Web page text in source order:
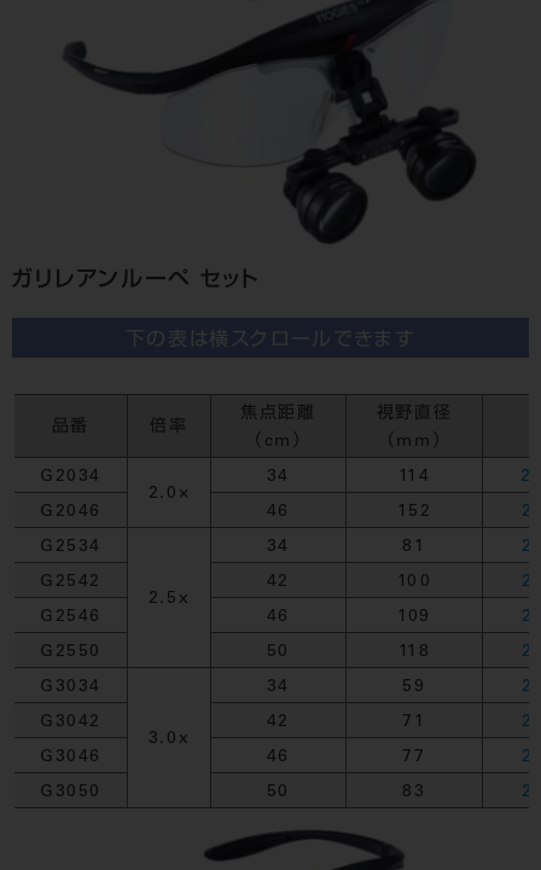
ガリレアンルーペ セット
下の表は横スクロールできます
品番 倍率
焦点距離
（cm）
視野直径
（mm）
G2034
2.0×
34 114
G2046 46 152
G2534
2.5x
34 81
G2542 42 100
G2546 46 109
G2550 50 118
G3034
3.0x
34 59
G3042 42 71
G3046 46 77
G3050 50 83